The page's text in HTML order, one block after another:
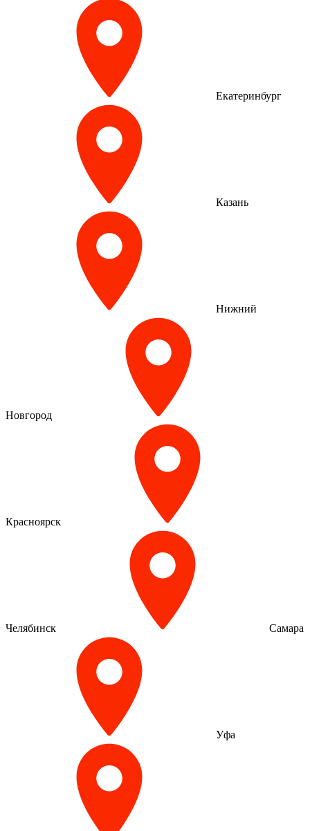
Екатеринбург
Казань
Нижний
Новгород
Красноярск
Челябинск Самара
Уфа